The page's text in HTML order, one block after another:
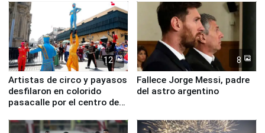
12
Artistas de circo y payasos
desfilaron en colorido
pasacalle por el centro de
8
Fallece Jorge Messi, padre
del astro argentino